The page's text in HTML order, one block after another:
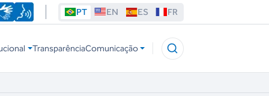
PT EN ES FR
TransparênciaComunicação